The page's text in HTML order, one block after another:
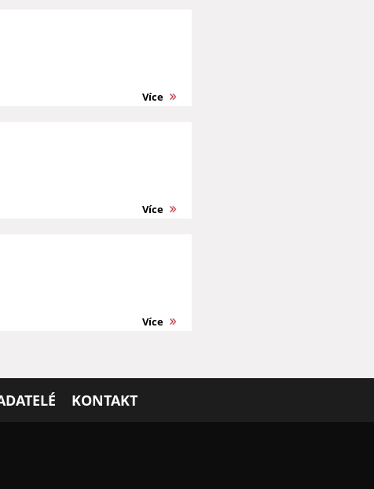
Více
Více
Více
KONTAKT